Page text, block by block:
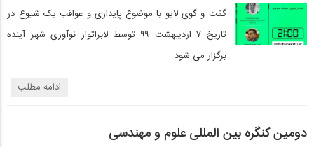
گفت و گوی لایو با موضوع پایداری و عواقب یک شیوع در
تاریخ ۷ اردیبهشت ۹۹ توسط لابراتوار نوآوری شهر آینده
برگزار می شود
ادامه مطلب
دومین کنگره بین المللی علوم و مهندسی